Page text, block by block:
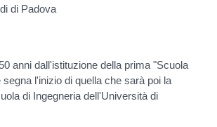
di Padova
anni dall'istituzione della prima "Scuola
l'inizio di quella che sarà poi la
di Ingegneria dell'Università di